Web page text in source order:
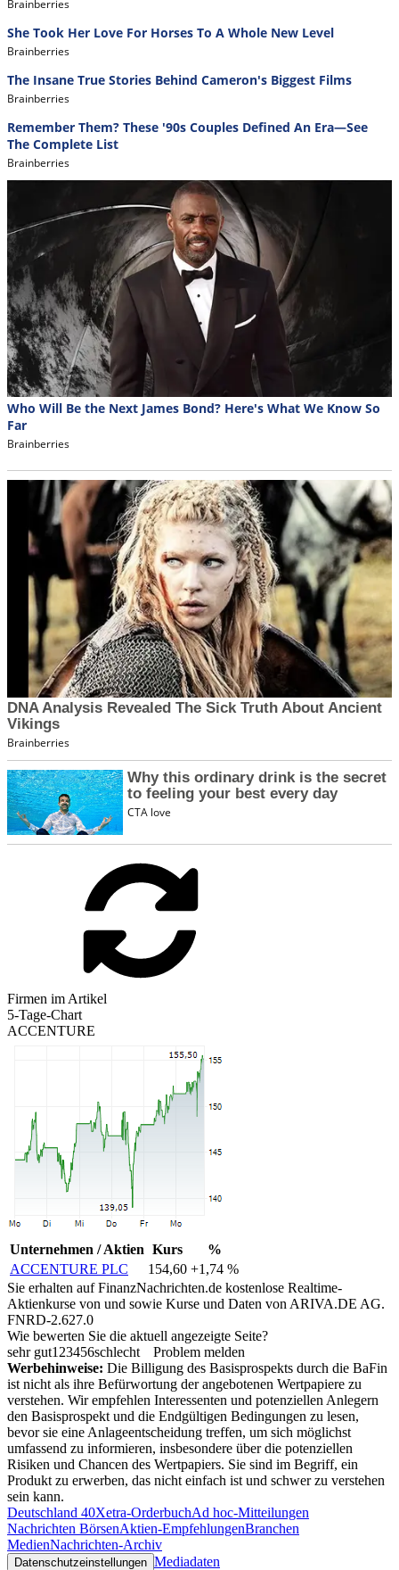
Firmen im Artikel
5-Tage-Chart
ACCENTURE
Unternehmen / Aktien Kurs
%
ACCENTURE PLC
154,60 +1,74 %
Sie erhalten auf FinanzNachrichten.de kostenlose Realtime-
Aktienkurse von und sowie Kurse und Daten von ARIVA.DE AG.
FNRD-2.627.0
Wie bewerten Sie die aktuell angezeigte Seite?
sehr gut1 23456schlecht
Problem melden
Werbehinweise: Die Billigung des Basisprospekts durch die BaFin
ist nicht als ihre Befürwortung der angebotenen Wertpapiere zu
verstehen. Wir empfehlen Interessenten und potenziellen Anlegern
den Basisprospekt und die Endgültigen Bedingungen zu lesen,
bevor sie eine Anlageentscheidung treffen, um sich möglichst
umfassend zu informieren, insbesondere über die potenziellen
Risiken und Chancen des Wertpapiers. Sie sind im Begriff, ein
Produkt zu erwerben, das nicht einfach ist und schwer zu verstehen
sein kann.
Deutschland 40Xetra-OrderbuchAd hoc-Mitteilungen
Nachrichten BörsenAktien-EmpfehlungenBranchen
MedienNachrichten-Archiv
Datenschutzeinstellungen Mediadaten